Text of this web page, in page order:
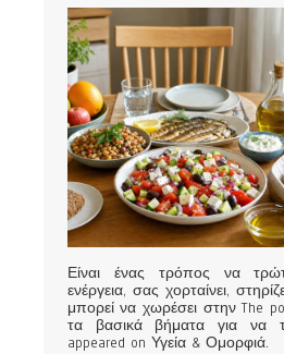
Είναι ένας τρόπος να
ενέργεια, σας χορταίνει,
μπορεί να χωρέσει στην The
τα βασικά βήματα για να
appeared on Υγεία & Ομορφιά.